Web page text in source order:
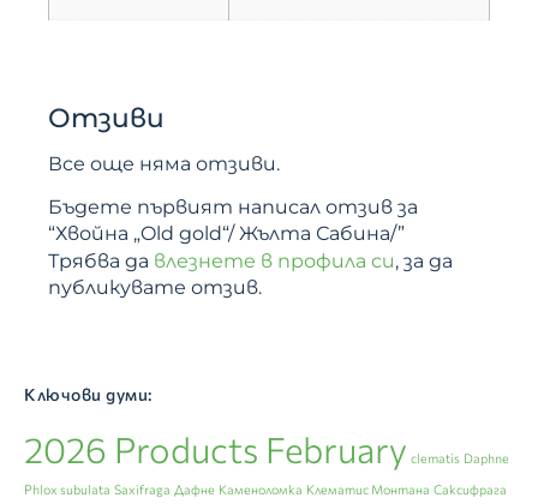
Отзиви
Все още няма отзиви.
Бъдете първият написал отзив за
“Хвойна „Old gold“/ Жълта Сабина/”
Трябва да влезнете в профила си, за да
публикувате отзив.
Ключови думи:
2026 Products February clematis Daphne
Phlox subulata Saxifraga Дафне Каменоломка Клематис Монтана Саксифрага